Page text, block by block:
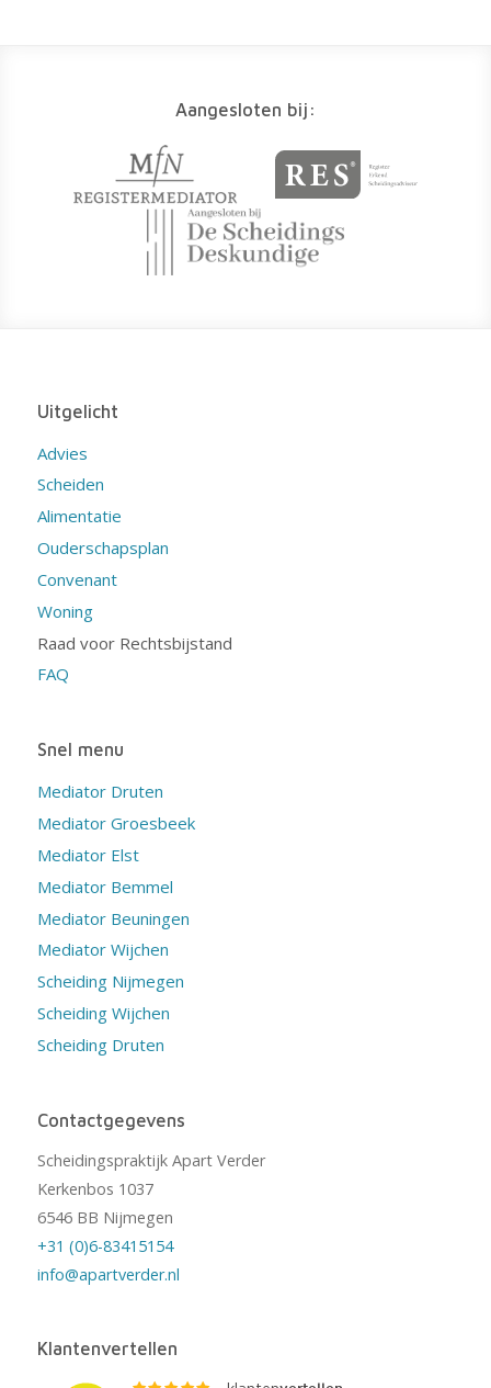
Aangesloten bij:
Uitgelicht
Advies
Scheiden
Alimentatie
Ouderschapsplan
Convenant
Woning
Raad voor Rechtsbijstand
FAQ
Snel menu
Mediator Druten
Mediator Groesbeek
Mediator Elst
Mediator Bemmel
Mediator Beuningen
Mediator Wijchen
Scheiding Nijmegen
Scheiding Wijchen
Scheiding Druten
Contactgegevens
Scheidingspraktijk Apart Verder
Kerkenbos 1037
6546 BB Nijmegen
+31 (0)6-83415154
info@apartverder.nl
Klantenvertellen